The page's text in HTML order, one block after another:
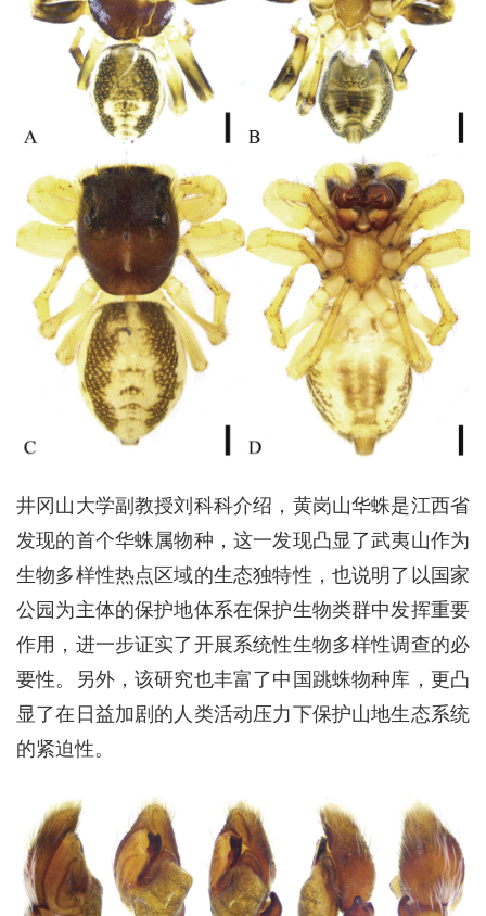
井冈山大学副教授刘科科介绍，黄岗山华蛛是江西省
发现的首个华蛛属物种，这一发现凸显了武夷山作为
生物多样性热点区域的生态独特性，也说明了以国家
公园为主体的保护地体系在保护生物类群中发挥重要
作用，进一步证实了开展系统性生物多样性调查的必
要性。另外，该研究也丰富了中国跳蛛物种库，更凸
显了在日益加剧的人类活动压力下保护山地生态系统
的紧迫性。